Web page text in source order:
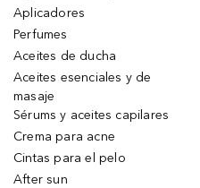
Aplicadores
Perfumes
Aceites de ducha
Aceites esenciales y de
masaje
Sérums y aceites capilares
Crema para acne
Cintas para el pelo
After sun